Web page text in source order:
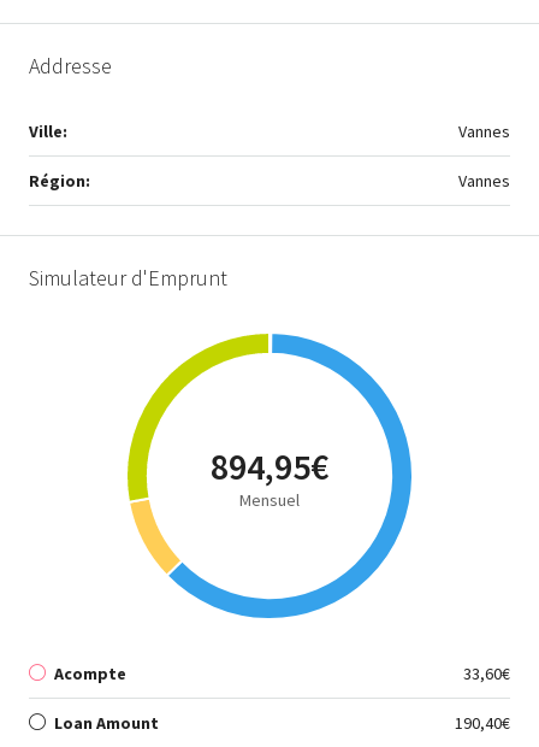
Addresse
Ville: Vannes
Région: Vannes
Simulateur d'Emprunt
894,95€
Mensuel
Acompte 33,60€
Loan Amount 190,40€